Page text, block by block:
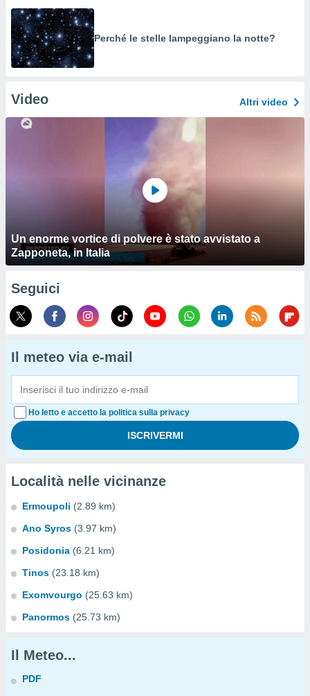
Perché le stelle lampeggiano la notte?
Video Altri video
Un enorme vortice di polvere è stato avvistato a
Zapponeta, in Italia
Seguici
Il meteo via e-mail
Ho letto e accetto la politica sulla privacy
Località nelle vicinanze
Ermoupoli (2.89 km)
Ano Syros (3.97 km)
Posidonia (6.21 km)
Tinos (23.18 km)
Exomvourgo (25.63 km)
Panormos (25.73 km)
Il Meteo...
PDF